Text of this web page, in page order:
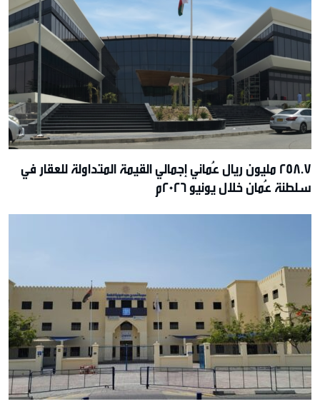
258.7 مليون ريال عُماني إجمالي القيمة المتداولة للعقار في
سلطنة عُمان خلال يونيو 2026م